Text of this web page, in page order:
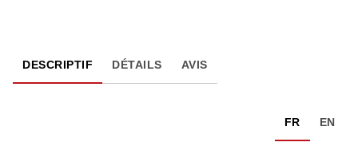
DESCRIPTIF DÉTAILS AVIS
FR EN